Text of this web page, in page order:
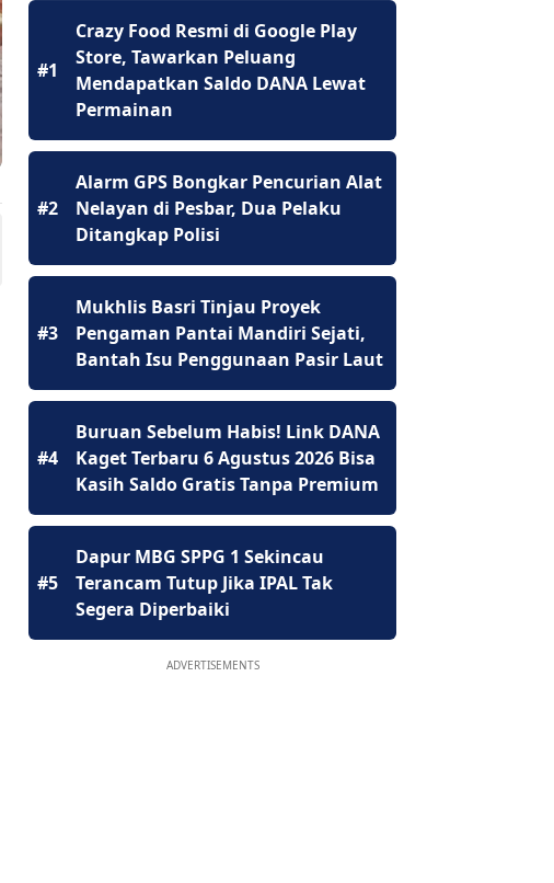
#1
Crazy Food Resmi di Google Play
Store, Tawarkan Peluang
Mendapatkan Saldo DANA Lewat
Permainan
#2
Alarm GPS Bongkar Pencurian Alat
Nelayan di Pesbar, Dua Pelaku
Ditangkap Polisi
#3
Mukhlis Basri Tinjau Proyek
Pengaman Pantai Mandiri Sejati,
Bantah Isu Penggunaan Pasir Laut
#4
Buruan Sebelum Habis! Link DANA
Kaget Terbaru 6 Agustus 2026 Bisa
Kasih Saldo Gratis Tanpa Premium
#5
Dapur MBG SPPG 1 Sekincau
Terancam Tutup Jika IPAL Tak
Segera Diperbaiki
ADVERTISEMENTS